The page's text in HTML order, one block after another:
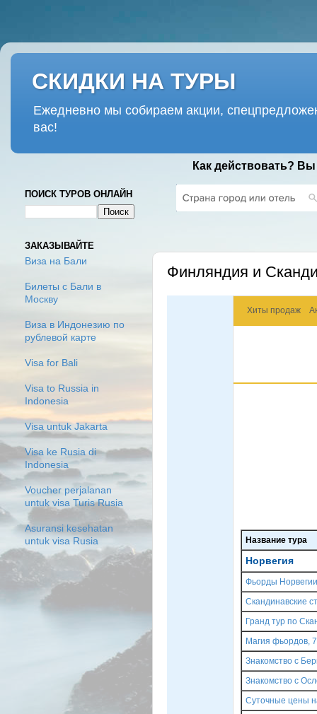
СКИДКИ НА ТУРЫ
Ежедневно мы собираем акции,
вас!
Как действовать?
Финляндия и
Хиты продаж
Название тура
Норвегия
Фьорды
Скандинавские
Гранд тур по
Магия фьордов,
Знакомство с
Знакомство с
Суточные цены
ПОИСК ТУРОВ ОНЛАЙН
ЗАКАЗЫВАЙТЕ
Виза на Бали
Билеты с Бали в
Москву
Виза в Индонезию по
рублевой карте
Visa for Bali
Visa to Russia in
Indonesia
Visa untuk Jakarta
Visa ke Rusia di
Indonesia
Voucher perjalanan
untuk visa Turis Rusia
Asuransi kesehatan
untuk visa Rusia